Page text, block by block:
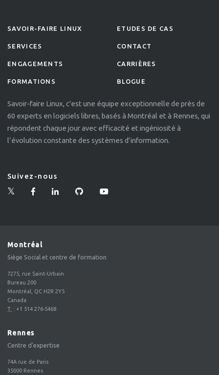
SAVOIR-FAIRE LINUX
SERVICES
ENGAGEMENTS
FORMATIONS
ETUDES DE CAS
CONTACT
CARRIÈRES
BLOGUE
Savoir-faire Linux, c'est une équipe exceptionnelle de près de
60 experts en logiciels libres, basés à Montréal et à Rennes, qui
répondent chaque jour avec efficacité et ingéniosité à
l’évolution constante des systèmes d’information.
Suivez-nous
Montréal
Siège Social et centre de formation
7275, rue Saint-Urbain
Bureau 200
Montréal, QC H2R 2Y5
Canada
T. : +1 514 276-5468
Rennes
Centre d'expertise
74A rue de Paris
35000 Rennes